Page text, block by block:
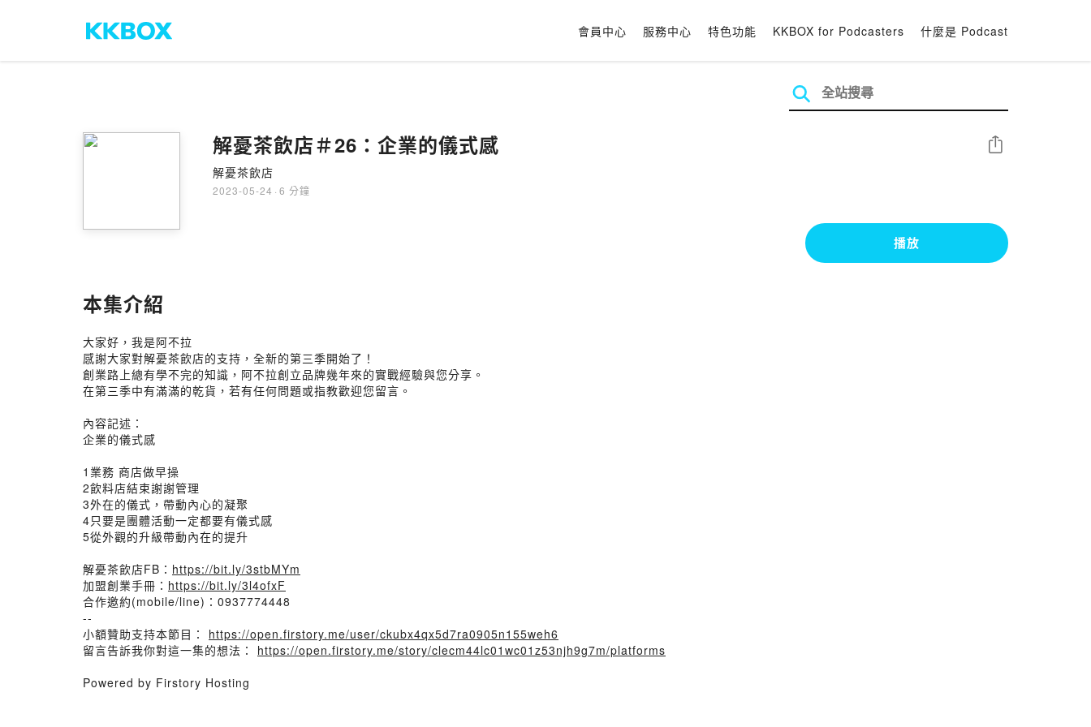
會員中心 服務中心 特色功能 KKBOX for Podcasters 什麼是 Podcast
解憂茶飲店＃26：企業的儀式感
解憂茶飲店
2023-05-24 · 6 分鐘
分享
播放
本集介紹
大家好，我是阿不拉
感謝大家對解憂茶飲店的支持，全新的第三季開始了！
創業路上總有學不完的知識，阿不拉創立品牌幾年來的實戰經驗與您分享。
在第三季中有滿滿的乾貨，若有任何問題或指教歡迎您留言。
內容記述：
企業的儀式感
1業務 商店做早操
2飲料店結束謝謝管理
3外在的儀式，帶動內心的凝聚
4只要是團體活動一定都要有儀式感
5從外觀的升級帶動內在的提升
解憂茶飲店FB： https://bit.ly/3stbMYm
加盟創業手冊： https://bit.ly/3l4ofxF
合作邀約(mobile/line)：0937774448
--
小額贊助支持本節目： https://open.firstory.me/user/ckubx4qx5d7ra0905n155weh6
留言告訴我你對這一集的想法： https://open.firstory.me/story/clecm44lc01wc01z53njh9g7m/platforms
Powered by Firstory Hosting